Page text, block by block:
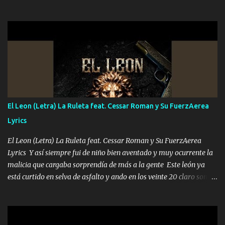
corriente no quieren verte subir de level trucha mis plebes Música
A veces me pongo un sombrero a veces me ven la cachucha de lado
con la mirada siempre en alto A veces me fajó una super o a veces
me fajó una Glock siempre armado todas las generaciones yo
traigo El chiste es que hago lo que quiero pues así soy me mandó
yo tengo el control a todos yo les paro el dedo soy hocicon un
malcriado un malandrón Que Les importa no saben nada falsas
las risas las que me miran hay gente corriente no quieren ve...
El Leon (Letra) La Ruleta feat. Cessar Roman y Su FuerzAerea
Lyrics
El Leon (Letra) La Ruleta feat. Cessar Roman y Su FuerzAerea
Lyrics Y así siempre fui de niño bien aventado y muy ocurrente la
malicia que cargaba sorprendía de más a la gente Este león ya
está curtido en selva de asfalto y ando en los veinte 20 claro son